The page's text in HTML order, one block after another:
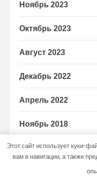
Ноябрь 2023
Октябрь 2023
Август 2023
Декабрь 2022
Апрель 2022
Ноябрь 2018
Октябрь 2018
Этот сайт использует куки-
вам в навигации, а также